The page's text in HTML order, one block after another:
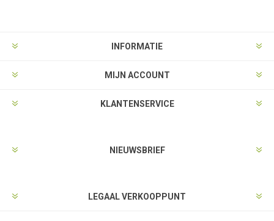
INFORMATIE
MIJN ACCOUNT
KLANTENSERVICE
NIEUWSBRIEF
LEGAAL VERKOOPPUNT